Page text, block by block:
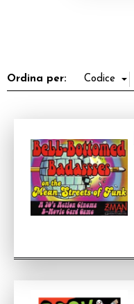
Ordina per: